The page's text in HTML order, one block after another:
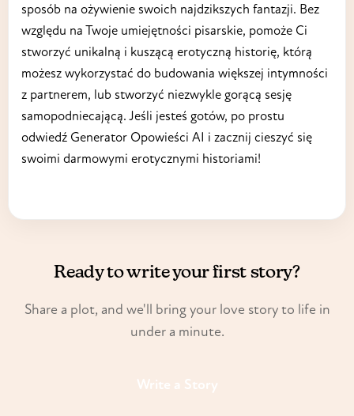
sposób na ożywienie swoich najdzikszych fantazji. Bez
względu na Twoje umiejętności pisarskie, pomoże Ci
stworzyć unikalną i kuszącą erotyczną historię, którą
możesz wykorzystać do budowania większej intymności
z partnerem, lub stworzyć niezwykle gorącą sesję
samopodniecającą. Jeśli jesteś gotów, po prostu
odwiedź Generator Opowieści AI i zacznij cieszyć się
swoimi darmowymi erotycznymi historiami!
Ready to write your first story?
Share a plot, and we'll bring your love story to life in
under a minute.
Write a Story